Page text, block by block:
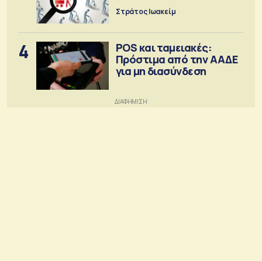
Στράτος Ιωακείμ
4
POS και ταμειακές:
Πρόστιμα από την ΑΑΔΕ
για μη διασύνδεση